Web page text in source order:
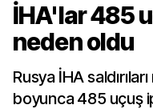
İHA'lar 485
neden oldu
Rusya İHA
boyunca 485 uçuş